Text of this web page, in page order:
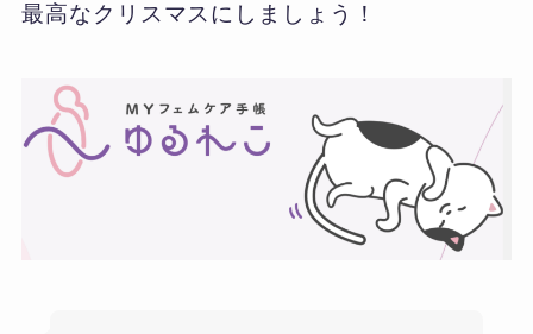
最高なクリスマスにしましょう！